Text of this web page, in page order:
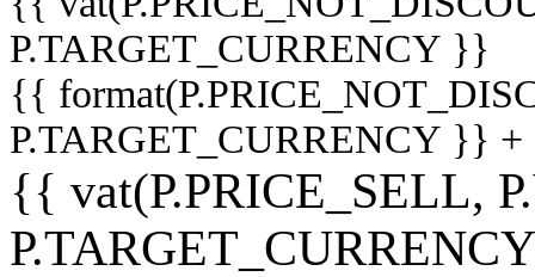
P.TARGET_CURRENCY }}
{{
P.TARGET_CURRENCY }}
{{ vat(P.PRICE_SELL,